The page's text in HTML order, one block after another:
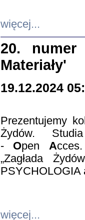
więcej...
20. numer
Materiały'
19.12.2024
Prezentujemy
Żydów.
- Open A
„Zagłada
PSYCHOLOGIA
więcej...